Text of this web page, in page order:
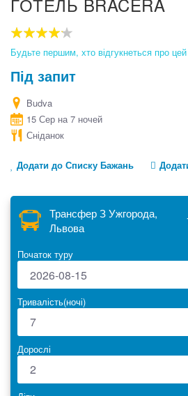
80
% of
Будьте першим, хто відгукнеться про
Під запит
Budva
15 Сер на 7 ночей
Сніданок
Додати до Списку Бажань
beginning
images
gallery
Трансфер З Ужгорода,
Львова
Початок туру
2026-08-15
Тривалість(ночі)
Дорослі
2